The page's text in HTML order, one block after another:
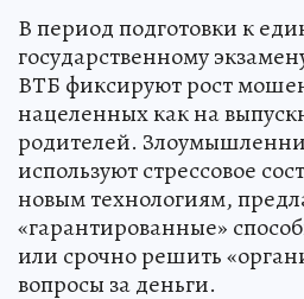
В период подготовки к
государственному
ВТБ фиксируют рост
нацеленных как на
родителей.
используют стрессовое
новым технологиям,
«гарантированные»
или срочно решить
вопросы за деньги.